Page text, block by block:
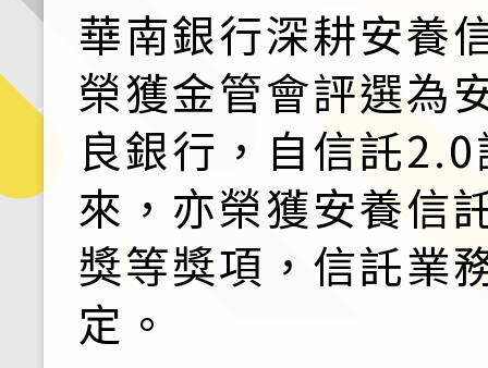
華南銀行深耕安養
榮獲金管會評選為
良銀行，自信託
來，亦榮獲安養信
獎等獎項，信託業
定。